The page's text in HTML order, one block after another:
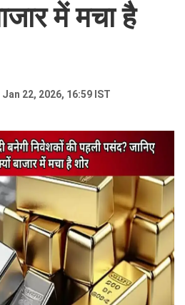
में मचा है
22, 2026, 16:59 IST